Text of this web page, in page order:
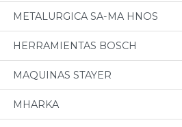
METALURGICA SA-MA HNOS
HERRAMIENTAS BOSCH
MAQUINAS STAYER
MHARKA